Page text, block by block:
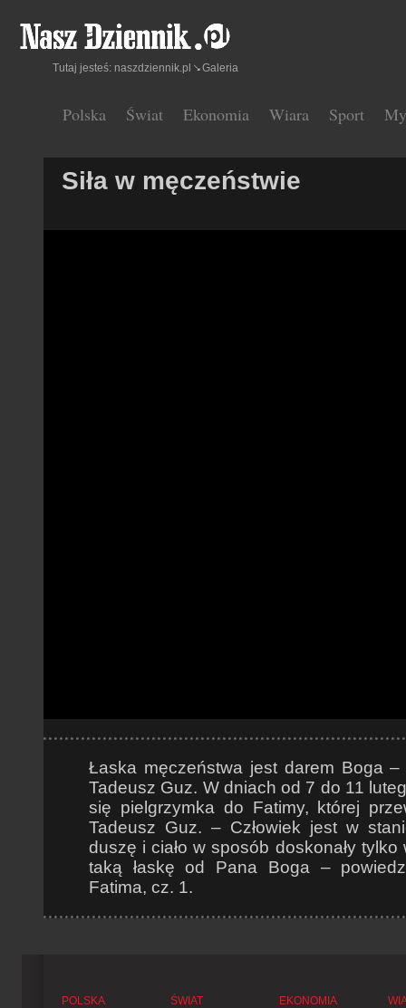
Polska Świat Ekonomia Wiara Sport
Tutaj jesteś: naszdziennik.pl Galeria
Siła w męczeństwie
Łaska męczeństwa jest darem Boga
Tadeusz Guz. W dniach od 7 do 11
się pielgrzymka do Fatimy, której
Tadeusz Guz. – Człowiek jest w
duszę i ciało w sposób doskonały
taką łaskę od Pana Boga –
Fatima, cz. 1.
POLSKA
ŚWIAT
EKONOMIA